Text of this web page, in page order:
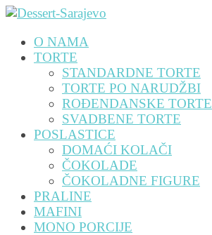
O NAMA
TORTE
STANDARDNE TORTE
TORTE PO NARUDŽBI
ROĐENDANSKE TORTE
SVADBENE TORTE
POSLASTICE
DOMAĆI KOLAČI
ČOKOLADE
ČOKOLADNE FIGURE
PRALINE
MAFINI
MONO PORCIJE